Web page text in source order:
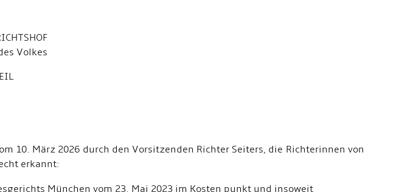
Volkes
10. März 2026 durch den Vorsitzenden Richter Seiters, die Richterinnen von
erkannt:
München vom 23. Mai 2023 im Kosten punkt und insoweit